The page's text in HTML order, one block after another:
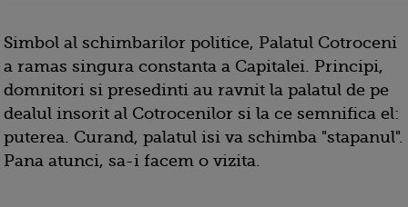
Simbol al schimbarilor politice, Palatul Cotroceni
a ramas singura constanta a Capitalei. Principi,
domnitori si presedinti au ravnit la palatul de pe
dealul insorit al Cotrocenilor si la ce semnifica el:
puterea. Curand, palatul isi va schimba "stapanul".
Pana atunci, sa-i facem o vizita.